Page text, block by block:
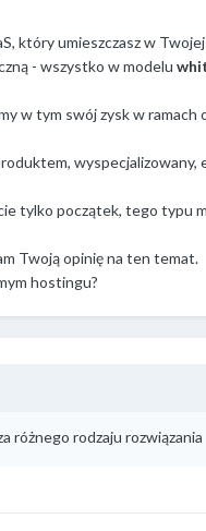
który umieszczasz w
- wszystko w modelu
w tym swój zysk w
tylko początek, tego typu
Twoją opinię na ten temat.
hostingu?
różnego rodzaju rozwiązania